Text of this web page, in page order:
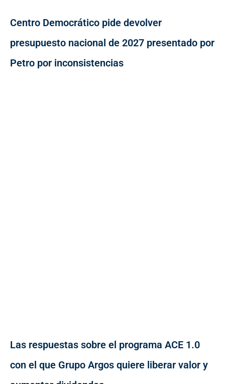
Centro Democrático pide devolver
presupuesto nacional de 2027 presentado por
Petro por inconsistencias
Las respuestas sobre el programa ACE 1.0
con el que Grupo Argos quiere liberar valor y